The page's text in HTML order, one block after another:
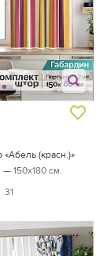
(красн.)»
150х180 см.
31